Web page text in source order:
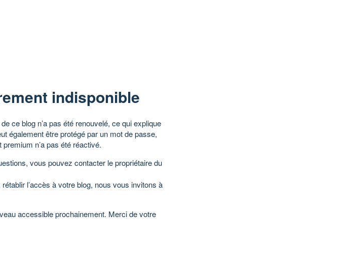
indisponible
ce blog n’a pas été renouvelé, ce qui explique
également être protégé par un mot de passe,
n’a pas été réactivé.
vous pouvez contacter le propriétaire du
l’accès à votre blog, nous vous invitons à
accessible prochainement. Merci de votre